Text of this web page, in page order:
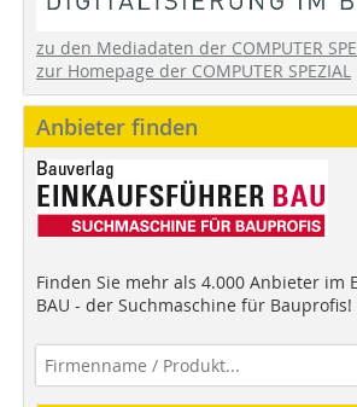
zu den Mediadaten der COMPUTER
zur Homepage der COMPUTER SPEZIAL
Anbieter finden
Finden Sie mehr als 4.000 Anbieter im
BAU - der Suchmaschine für Bauprofis!